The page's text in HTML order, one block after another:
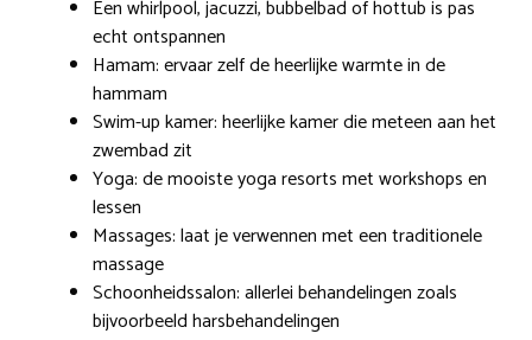
Een whirlpool, jacuzzi, bubbelbad of hottub is pas
echt ontspannen
Hamam: ervaar zelf de heerlijke warmte in de
hammam
Swim-up kamer: heerlijke kamer die meteen aan het
zwembad zit
Yoga: de mooiste yoga resorts met workshops en
lessen
Massages: laat je verwennen met een traditionele
massage
Schoonheidssalon: allerlei behandelingen zoals
bijvoorbeeld harsbehandelingen